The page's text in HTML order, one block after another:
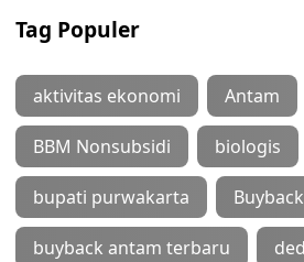
Tag Populer
aktivitas ekonomi Antam
BBM Nonsubsidi biologis
bupati purwakarta Buyback
buyback antam terbaru